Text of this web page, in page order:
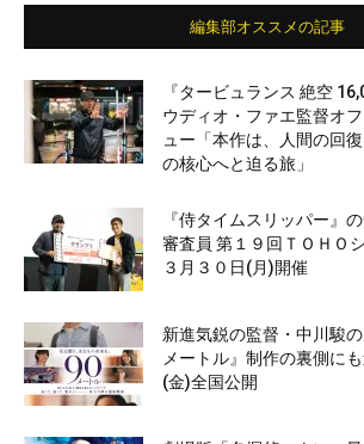
編集部オススメの記事
『タービュランス 絶空
ウディオ・ファエ監督オ
ュー「本作は、人間の回
の核心へと迫る旅」
『侍タイムスリッパー』
審査員 第１９回ＴＯＨＯ
３月３０日(月)開催
新進気鋭の監督・中川駿
メートル』制作の裏側に
(金)全国公開